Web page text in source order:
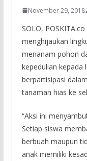
November 29, 2018
SOLO,
menghijaukan
menanam pohon
kepedulian kepada
berpartisipasi
tanaman hias ke
“Aksi ini
Setiap siswa
berbuah maupun
anak memiliki